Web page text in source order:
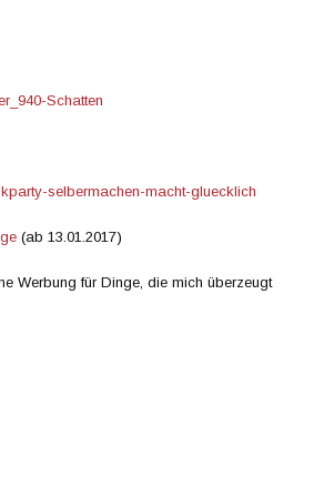
(ab 13.01.2017)
Werbung für Dinge, die mich überzeugt